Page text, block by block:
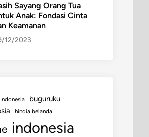
Sayang Orang Tua
Anak: Fondasi Cinta
Keamanan
12/2023
buguruku
hindia belanda
indonesia